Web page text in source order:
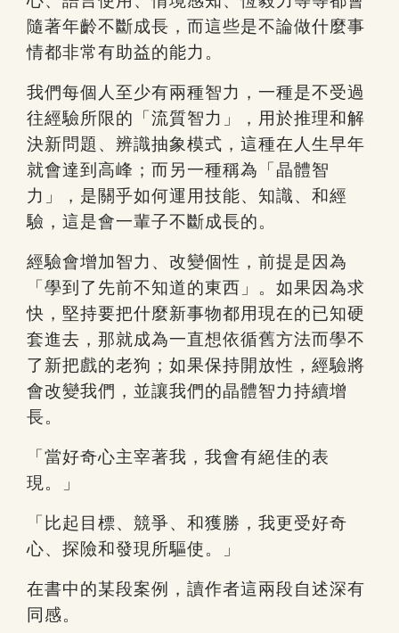
隨著年齡不斷成長，而這些是不論做什麼事
情都非常有助益的能力。
我們每個人至少有兩種智力，一種是不受過
往經驗所限的「流質智力」，用於推理和解
決新問題、辨識抽象模式，這種在人生早年
就會達到高峰；而另一種稱為「晶體智
力」，是關乎如何運用技能、知識、和經
驗，這是會一輩子不斷成長的。
經驗會增加智力、改變個性，前提是因為
「學到了先前不知道的東西」。如果因為求
快，堅持要把什麼新事物都用現在的已知硬
套進去，那就成為一直想依循舊方法而學不
了新把戲的老狗；如果保持開放性，經驗將
會改變我們，並讓我們的晶體智力持續增
長。
「當好奇心主宰著我，我會有絕佳的表
現。」
「比起目標、競爭、和獲勝，我更受好奇
心、探險和發現所驅使。」
在書中的某段案例，讀作者這兩段自述深有
同感。